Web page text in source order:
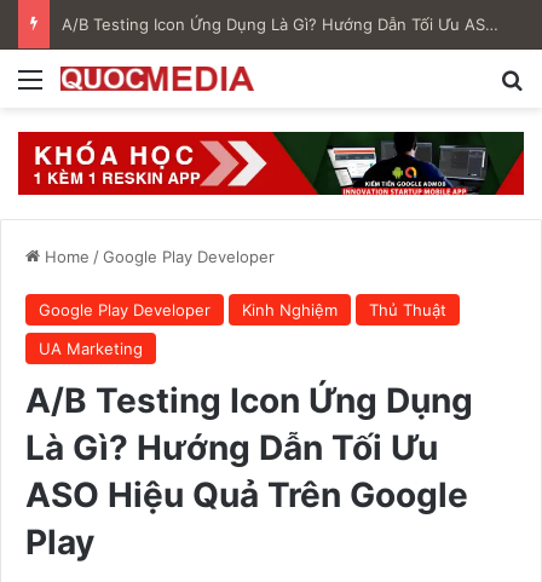
A/B Testing Icon Ứng Dụng Là Gì? Hướng Dẫn Tối Ưu ASO Hiệu Quả Trên Google Play
Menu
Home /Google Play Developer
Google Play Developer Kinh Nghiệm
Thủ Thuật
UA Marketing
A/B Testing Icon Ứng Dụng
Là Gì? Hướng Dẫn Tối Ưu
ASO Hiệu Quả Trên Google
Play